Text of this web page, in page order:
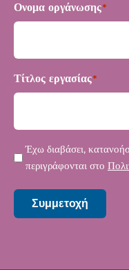
Ονομα οργάνωσης*
Τίτλος εργασίας*
Μυστικότητα*
Έχω διαβάσει,
περιγράφονται στο
Συμμετοχή